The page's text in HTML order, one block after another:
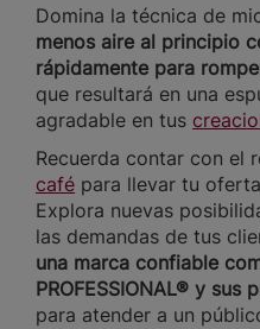
Domina la técnica de
menos aire al principio
rápidamente para
que resultará en una
agradable en tus
Recuerda contar con el
café para llevar tu
Explora nuevas
las demandas de tus
una marca confiable
PROFESSIONAL® y
para atender a un